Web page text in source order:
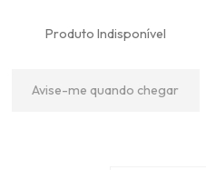
Produto Indisponível
Avise-me quando chegar